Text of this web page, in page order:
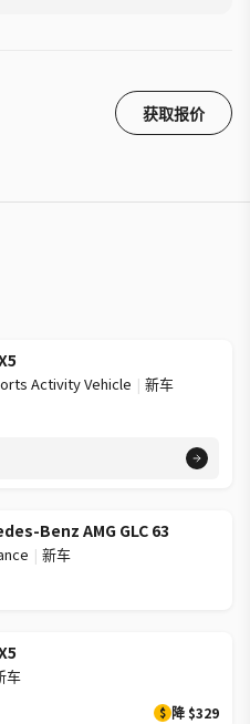
获取报价
Activity Vehicle | 新车
Benz AMG GLC 63
| 新车
车
$ 降 $329